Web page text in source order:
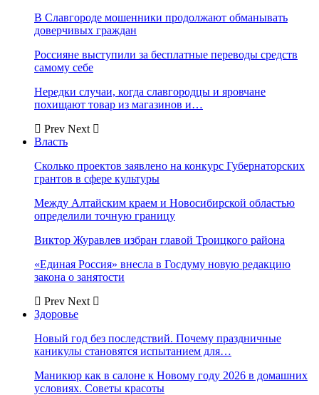
В Славгороде мошенники продолжают обманывать
доверчивых граждан
Россияне выступили за бесплатные переводы средств
самому себе
Нередки случаи, когда славгородцы и яровчане
похищают товар из магазинов и…
Prev Next
Власть
Сколько проектов заявлено на конкурс Губернаторских
грантов в сфере культуры
Между Алтайским краем и Новосибирской областью
определили точную границу
Виктор Журавлев избран главой Троицкого района
«Единая Россия» внесла в Госдуму новую редакцию
закона о занятости
Prev Next
Здоровье
Новый год без последствий. Почему праздничные
каникулы становятся испытанием для…
Маникюр как в салоне к Новому году 2026 в домашних
условиях. Советы красоты